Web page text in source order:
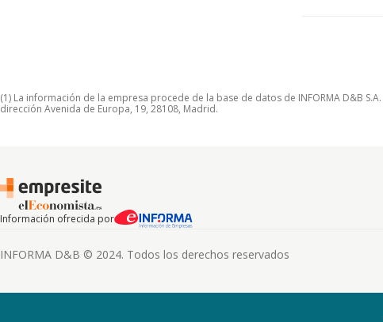
(1) La información de la empresa procede de la base de datos de INFORMA D&B
dirección Avenida de Europa, 19, 28108, Madrid.
Información ofrecida por
INFORMA D&B © 2024. Todos los derechos reservados